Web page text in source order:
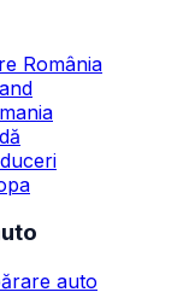
România
auto